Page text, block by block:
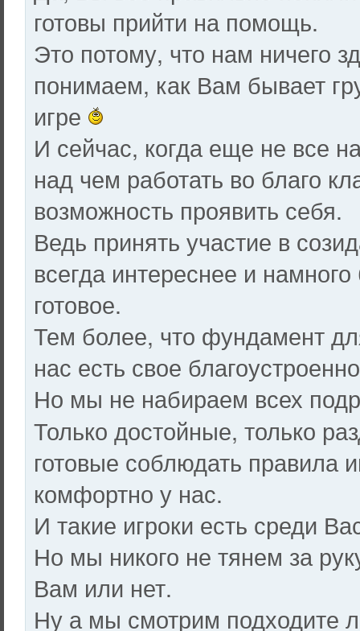
готовы прийти на помощь.
Это потому, что нам ничего
понимаем, как Вам бывает
игре
И сейчас, когда еще не все
над чем работать во благо
возможность проявить себя.
Ведь принять участие в
всегда интереснее и
готовое.
Тем более, что фундамент
нас есть свое
Но мы не набираем всех
Только достойные, только
готовые соблюдать
комфортно у нас.
И такие игроки есть среди
Но мы никого не тянем за
Вам или нет.
Ну а мы смотрим подходите